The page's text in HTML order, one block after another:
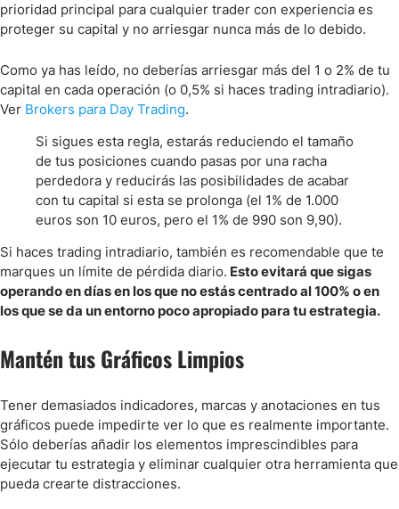
prioridad principal para cualquier trader con experiencia es
proteger su capital y no arriesgar nunca más de lo debido.
Como ya has leído, no deberías arriesgar más del 1 o 2% de tu
capital en cada operación (o 0,5% si haces trading intradiario).
Ver Brokers para Day Trading.
Si sigues esta regla, estarás reduciendo el tamaño
de tus posiciones cuando pasas por una racha
perdedora y reducirás las posibilidades de acabar
con tu capital si esta se prolonga (el 1% de 1.000
euros son 10 euros, pero el 1% de 990 son 9,90).
Si haces trading intradiario, también es recomendable que te
marques un límite de pérdida diario. Esto evitará que sigas
operando en días en los que no estás centrado al 100% o en
los que se da un entorno poco apropiado para tu estrategia.
Mantén tus Gráficos Limpios
Tener demasiados indicadores, marcas y anotaciones en tus
gráficos puede impedirte ver lo que es realmente importante.
Sólo deberías añadir los elementos imprescindibles para
ejecutar tu estrategia y eliminar cualquier otra herramienta que
pueda crearte distracciones.